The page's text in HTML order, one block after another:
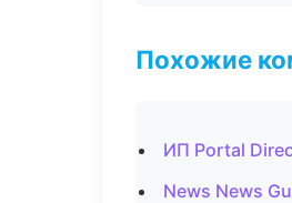
Похожие
ИП Portal
News News